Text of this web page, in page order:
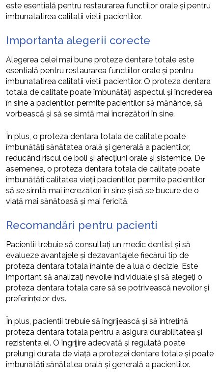
este esentială pentru restaurarea functiilor orale și pentru
imbunatatirea calitatii vietii pacientilor.
Importanta alegerii corecte
Alegerea celei mai bune proteze dentare totale este
esentială pentru restaurarea functiilor orale și pentru
imbunatatirea calitatii vietii pacientilor. O proteza dentara
totala de calitate poate îmbunătăți aspectul și încrederea
în sine a pacientilor, permite pacientilor să mănânce, să
vorbească și să se simtă mai încrezători în sine.
În plus, o proteza dentara totala de calitate poate
îmbunătăți sănătatea orală și generală a pacientilor,
reducând riscul de boli și afecțiuni orale și sistemice. De
asemenea, o proteza dentara totala de calitate poate
îmbunătăți calitatea vieții pacientilor, permite pacientilor
să se simtă mai încrezători în sine și să se bucure de o
viață mai sănătoasă și mai fericită.
Recomandări pentru pacienti
Pacientii trebuie să consultați un medic dentist și să
evalueze avantajele și dezavantajele fiecărui tip de
proteza dentara totala înainte de a lua o decizie. Este
important să analizați nevoile individuale și să alegeți o
proteza dentara totala care să se potrivească nevoilor și
preferințelor dvs.
În plus, pacientii trebuie să îngrijească și să întrețină
proteza dentara totala pentru a asigura durabilitatea și
rezistenta ei. O îngrijire adecvată și regulată poate
prelungi durata de viață a protezei dentare totale și poate
îmbunătăți sănătatea orală și generală a pacientilor.